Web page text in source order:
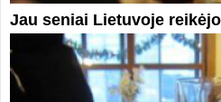
Jau seniai Lietuvoje